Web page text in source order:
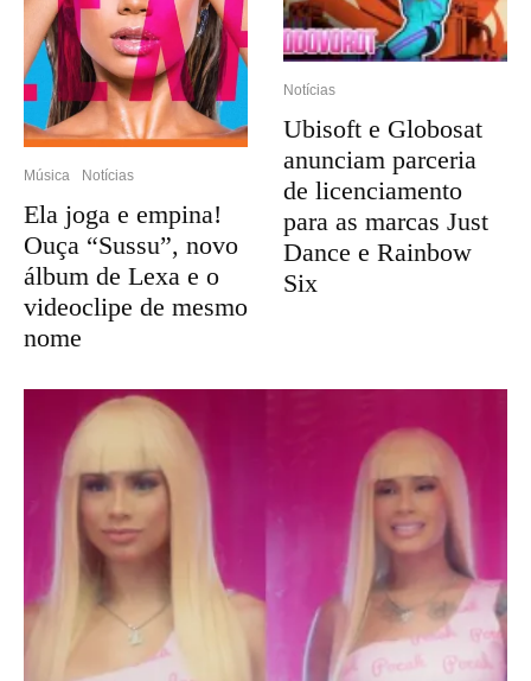
Música Notícias
Ela joga e empina!
Ouça “Sussu”, novo
álbum de Lexa e o
videoclipe de mesmo
nome
Notícias
Ubisoft e Globosat
anunciam parceria
de licenciamento
para as marcas Just
Dance e Rainbow
Six